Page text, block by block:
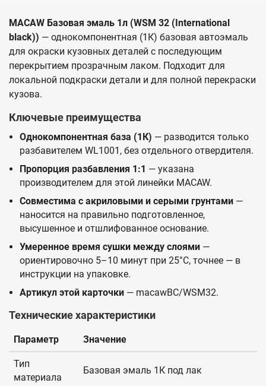
MACAW Базовая эмаль 1л (WSM 32 (International
black)) — однокомпонентная (1К) базовая автоэмаль
для окраски кузовных деталей с последующим
перекрытием прозрачным лаком. Подходит для
локальной подкраски детали и для полной перекраски
кузова.
Ключевые преимущества
Однокомпонентная база (1К) — разводится только
разбавителем WL1001, без отдельного отвердителя.
Пропорция разбавления 1:1 — указана
производителем для этой линейки MACAW.
Совместима с акриловыми и серыми грунтами —
наносится на правильно подготовленное,
высушенное и отшлифованное основание.
Умеренное время сушки между слоями —
ориентировочно 5–10 минут при 25°C, точнее — в
инструкции на упаковке.
Артикул этой карточки — macawBC/WSM32.
Технические характеристики
Параметр Значение
Тип
материала
Базовая эмаль 1К под лак